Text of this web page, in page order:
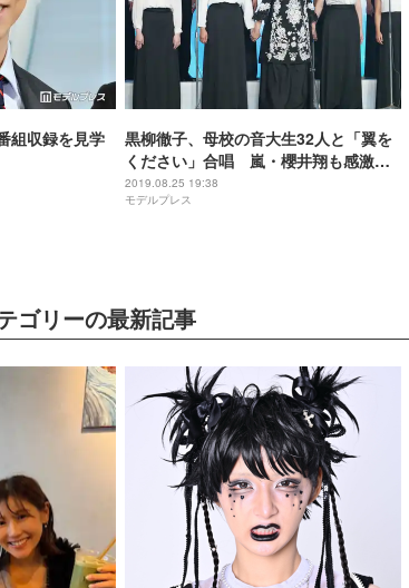
組収録を見学
黒柳徹子、母校の音大生32人と「翼を
ください」合唱 嵐・櫻井翔も感激
「素晴らしい」＜24時間テレビ42＞
2019.08.25 19:38
モデルプレス
ゴリーの最新記事